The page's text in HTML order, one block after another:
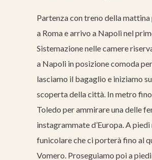
Partenza con treno della
a Roma e arrivo a Napoli nel
Sistemazione nelle camere
a Napoli in posizione comoda
lasciamo il bagaglio e iniziamo
scoperta della città. In metro
Toledo per ammirare una delle
instagrammate d’Europa. A
funicolare che ci porterà fino al
Vomero. Proseguiamo poi a